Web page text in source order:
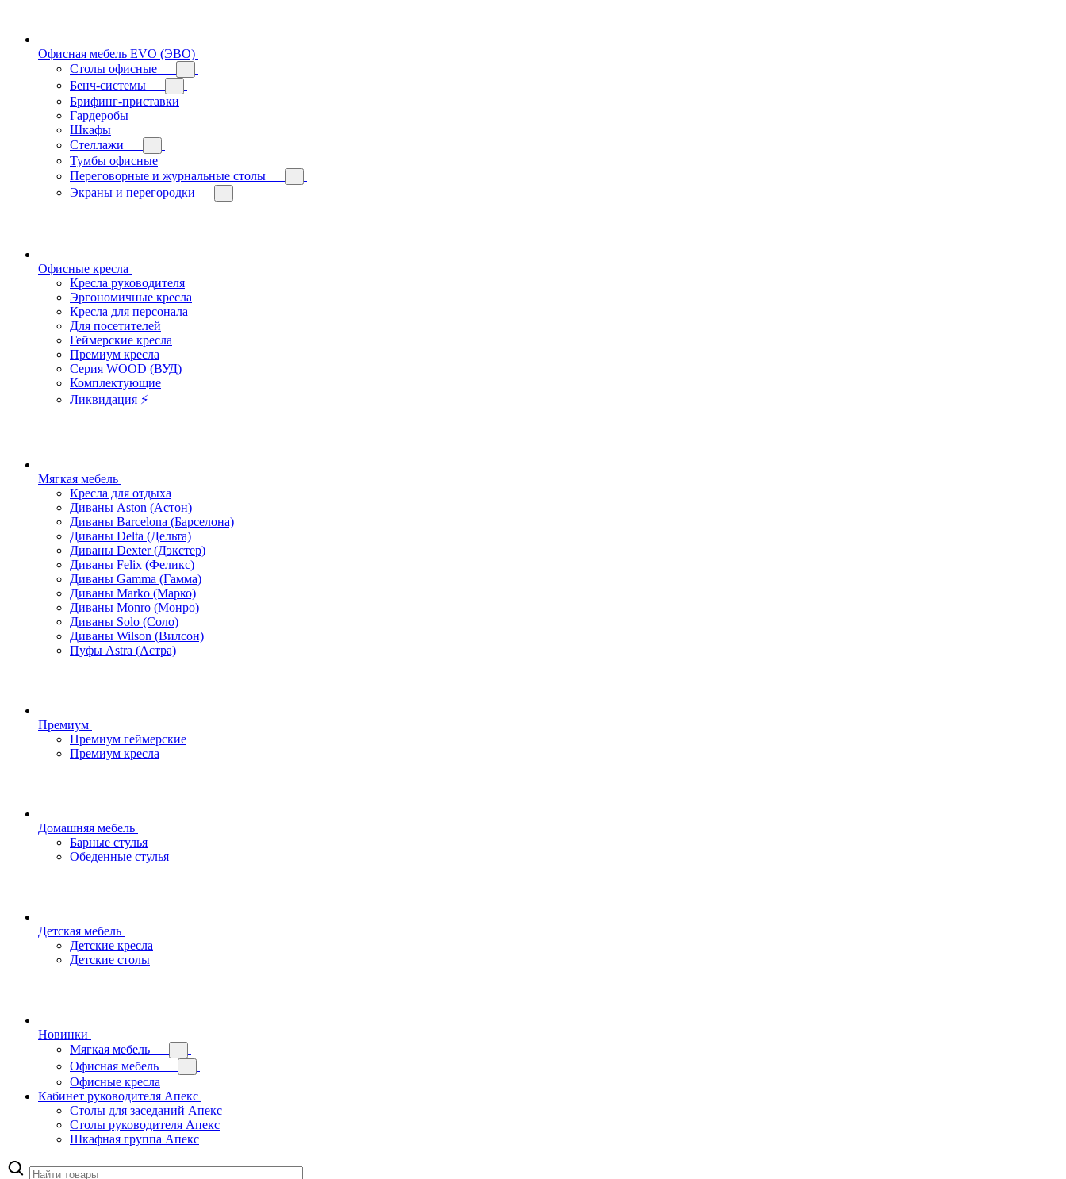
Офисная мебель EVO (ЭВО)
Cтолы офисные
Бенч-системы
Брифинг-приставки
Гардеробы
Шкафы
Стеллажи
Тумбы офисные
Переговорные и журнальные столы
Экраны и перегородки
Офисные кресла
Кресла руководителя
Эргономичные кресла
Кресла для персонала
Для посетителей
Геймерские кресла
Премиум кресла
Серия WOOD (ВУД)
Комплектующие
Ликвидация ⚡
Мягкая мебель
Кресла для отдыха
Диваны Aston (Астон)
Диваны Barcelona (Барселона)
Диваны Delta (Дельта)
Диваны Dexter (Дэкстер)
Диваны Felix (Феликс)
Диваны Gamma (Гамма)
Диваны Marko (Марко)
Диваны Monro (Монро)
Диваны Solo (Соло)
Диваны Wilson (Вилсон)
Пуфы Astra (Астра)
Премиум
Премиум геймерские
Премиум кресла
Домашняя мебель
Барные стулья
Обеденные стулья
Детская мебель
Детские кресла
Детские столы
Новинки
Мягкая мебель
Офисная мебель
Офисные кресла
Кабинет руководителя Апекс
Столы для заседаний Апекс
Столы руководителя Апекс
Шкафная группа Апекс